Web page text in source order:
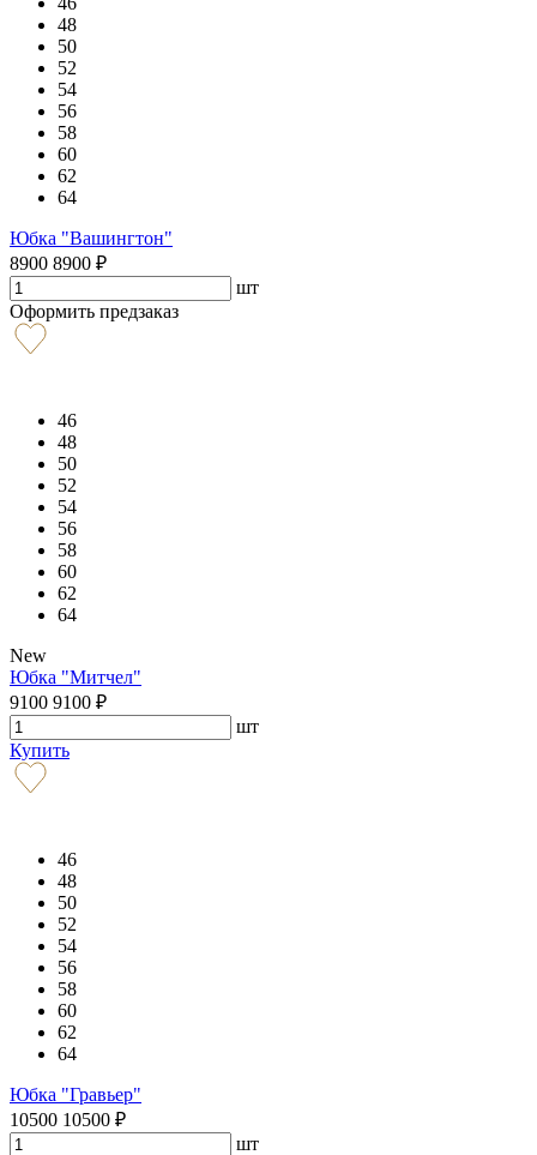
48
50
52
54
56
58
60
62
64
Юбка "Вашингтон"
8900 8900 ₽
шт
Оформить предзаказ
46
48
50
52
54
56
58
60
62
64
New
Юбка "Митчел"
9100 9100 ₽
шт
Купить
46
48
50
52
54
56
58
60
62
64
Юбка "Гравьер"
10500 10500 ₽
шт